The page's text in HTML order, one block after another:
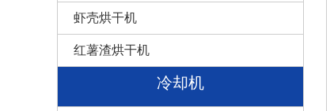
虾壳烘干机
红薯渣烘干机
冷却机